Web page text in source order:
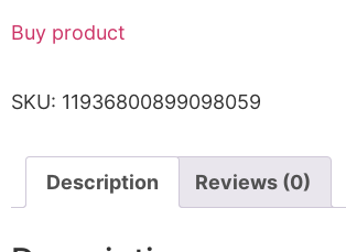
Buy product
SKU: 11936800899098059
Description Reviews (0)